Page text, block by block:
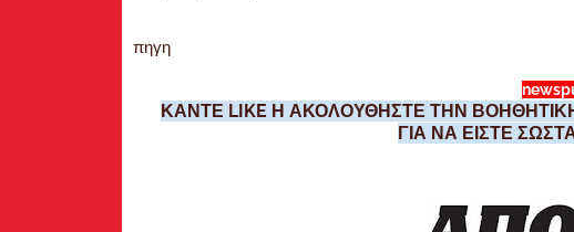
πηγη
ΚΑΝΤΕ LIKE Η ΑΚΟΛΟΥΘΗΣΤΕ ΤΗΝ
ΓΙΑ ΝΑ ΕΙΣΤΕ